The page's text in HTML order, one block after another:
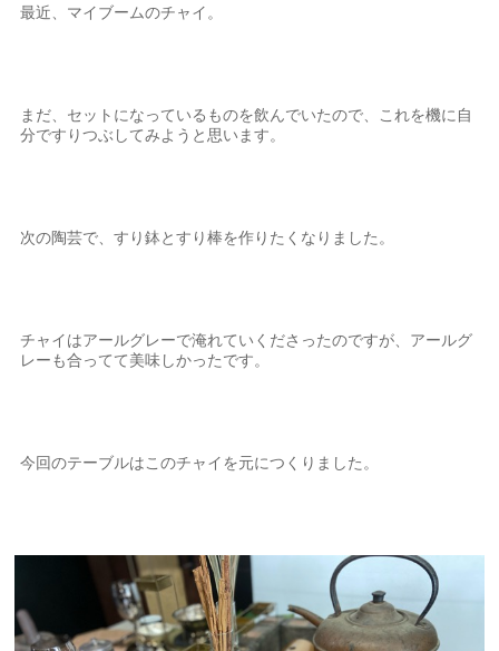
最近、マイブームのチャイ。
まだ、セットになっているものを飲んでいたので、これを機に自
分ですりつぶしてみようと思います。
次の陶芸で、すり鉢とすり棒を作りたくなりました。
チャイはアールグレーで淹れていくださったのですが、アールグ
レーも合ってて美味しかったです。
今回のテーブルはこのチャイを元につくりました。